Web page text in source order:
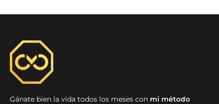
Gánate bien la vida todos los meses con mi método